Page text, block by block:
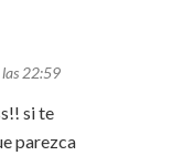
las 22:59
si te
parezca